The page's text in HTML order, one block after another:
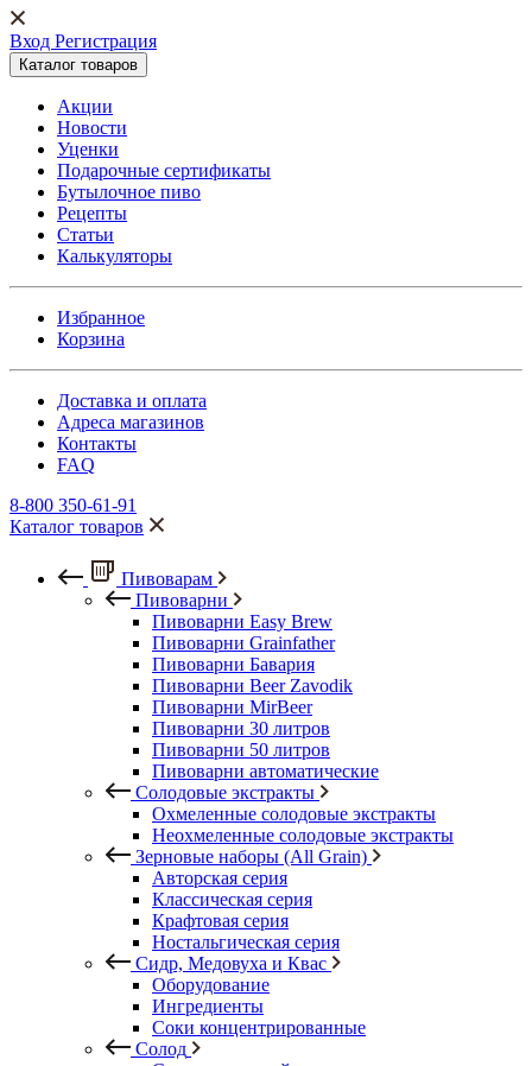
Вход Регистрация
Каталог товаров
Акции
Новости
Уценки
Подарочные сертификаты
Бутылочное пиво
Рецепты
Статьи
Калькуляторы
Избранное
Корзина
Доставка и оплата
Адреса магазинов
Контакты
FAQ
8-800 350-61-91
Каталог товаров
Пивоварам
Пивоварни
Пивоварни Easy Brew
Пивоварни Grainfather
Пивоварни Бавария
Пивоварни Beer Zavodik
Пивоварни MirBeer
Пивоварни 30 литров
Пивоварни 50 литров
Пивоварни автоматические
Солодовые экстракты
Охмеленные солодовые экстракты
Неохмеленные солодовые экстракты
Зерновые наборы (All Grain)
Авторская серия
Классическая серия
Крафтовая серия
Ностальгическая серия
Сидр, Медовуха и Квас
Оборудование
Ингредиенты
Соки концентрированные
Солод